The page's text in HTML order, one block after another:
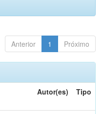
Anterior 1 Próximo
Autor(es) Tipo